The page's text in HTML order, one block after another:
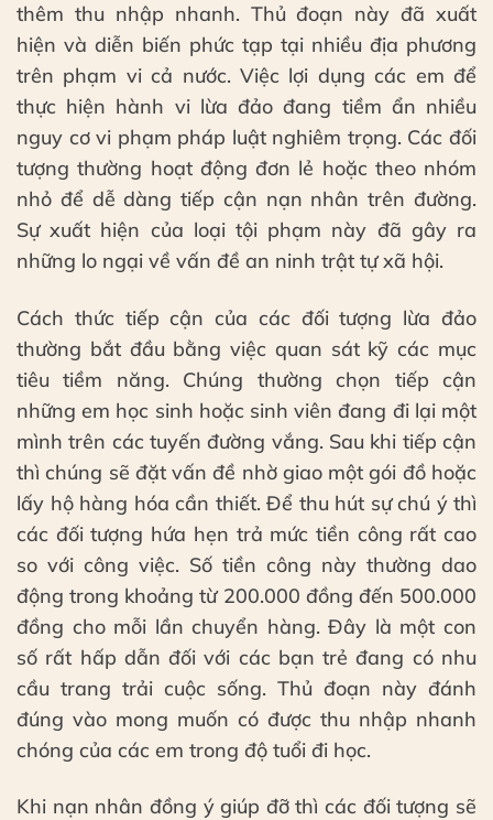
thêm thu nhập nhanh. Thủ đoạn này đã xuất
hiện và diễn biến phức tạp tại nhiều địa phương
trên phạm vi cả nước. Việc lợi dụng các em để
thực hiện hành vi lừa đảo đang tiềm ẩn nhiều
nguy cơ vi phạm pháp luật nghiêm trọng. Các đối
tượng thường hoạt động đơn lẻ hoặc theo nhóm
nhỏ để dễ dàng tiếp cận nạn nhân trên đường.
Sự xuất hiện của loại tội phạm này đã gây ra
những lo ngại về vấn đề an ninh trật tự xã hội.
Cách thức tiếp cận của các đối tượng lừa đảo
thường bắt đầu bằng việc quan sát kỹ các mục
tiêu tiềm năng. Chúng thường chọn tiếp cận
những em học sinh hoặc sinh viên đang đi lại một
mình trên các tuyến đường vắng. Sau khi tiếp cận
thì chúng sẽ đặt vấn đề nhờ giao một gói đồ hoặc
lấy hộ hàng hóa cần thiết. Để thu hút sự chú ý thì
các đối tượng hứa hẹn trả mức tiền công rất cao
so với công việc. Số tiền công này thường dao
động trong khoảng từ 200.000 đồng đến 500.000
đồng cho mỗi lần chuyển hàng. Đây là một con
số rất hấp dẫn đối với các bạn trẻ đang có nhu
cầu trang trải cuộc sống. Thủ đoạn này đánh
đúng vào mong muốn có được thu nhập nhanh
chóng của các em trong độ tuổi đi học.
Khi nạn nhân đồng ý giúp đỡ thì các đối tượng sẽ